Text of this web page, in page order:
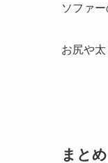
ソファ
お尻や太
まとめ